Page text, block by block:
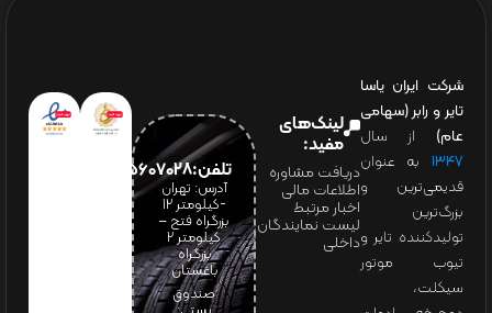
شرکت ایران یاسا
تایر و رابر (سهامی
عام) از سال
۱۳۴۷ به عنوان
قدیمی‌ترین و
بزرگ‌ترین
تولیدکننده تایر و
تیوب موتور
سیکلت،
لینک‌های
مفید:
دریافت مشاوره
اطلاعات مالی
اخبار مرتبط
لیست نمایندگان
داخلی
تلفن:65607028(021)
آدرس: تهران
-کیلومتر 12
بزرگراه فتح –
کیلومتر ۲
بزرگراه
باغستان
صندوق